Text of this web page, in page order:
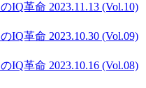
IQ革命 2023.11.13 (Vol.10)
IQ革命 2023.10.30 (Vol.09)
IQ革命 2023.10.16 (Vol.08)